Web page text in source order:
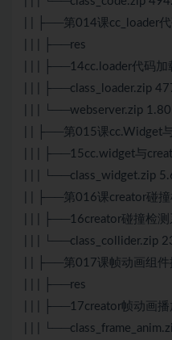
| | ├──第014课cc_loader
| | | ├──res
| | | ├──14cc.loader代码加
| | | ├──class_loader.zip
| | | └──webserver.zip
| | ├──第015课cc.Widget
| | | ├──15cc.widget与
| | | └──class_widget.zip
| | ├──第016课creator碰
| | | ├──16creator碰撞检
| | | └──class_collider.zip
| | ├──第017课帧动画组件
| | | ├──res
| | | ├──17creator帧动画
| | |